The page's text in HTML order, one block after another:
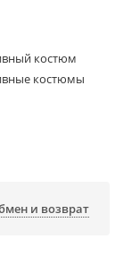
костюм
костюмы
и возврат